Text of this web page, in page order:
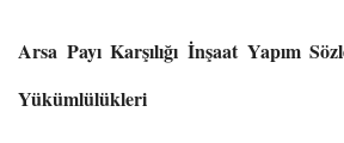
Arsa Payı Karşılığı İnşaat Yapım
Yükümlülükleri